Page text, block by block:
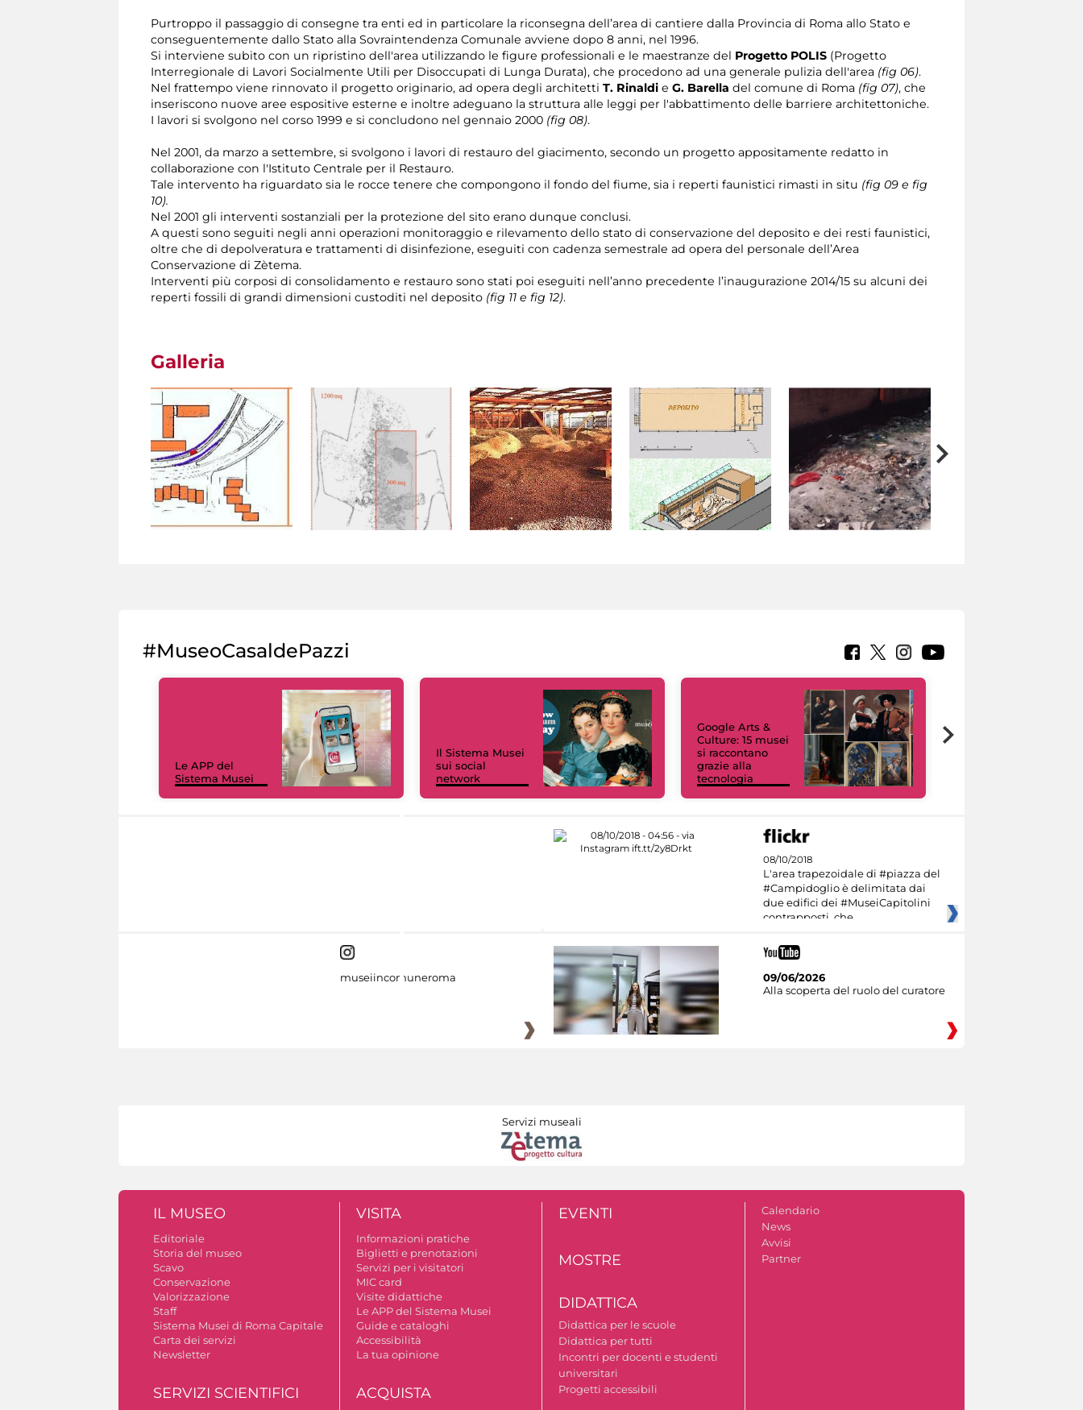
Purtroppo il passaggio di consegne tra enti ed in particolare la riconsegna dell’area di cantiere dalla Provincia di Roma allo Stato e
conseguentemente dallo Stato alla Sovraintendenza Comunale avviene dopo 8 anni, nel 1996.
Si interviene subito con un ripristino dell'area utilizzando le figure professionali e le maestranze del Progetto POLIS (Progetto
Interregionale di Lavori Socialmente Utili per Disoccupati di Lunga Durata), che procedono ad una generale pulizia dell'area (fig 06).
Nel frattempo viene rinnovato il progetto originario, ad opera degli architetti T. Rinaldi e G. Barella del comune di Roma (fig 07), che
inseriscono nuove aree espositive esterne e inoltre adeguano la struttura alle leggi per l'abbattimento delle barriere architettoniche.
I lavori si svolgono nel corso 1999 e si concludono nel gennaio 2000 (fig 08).
Nel 2001, da marzo a settembre, si svolgono i lavori di restauro del giacimento, secondo un progetto appositamente redatto in
collaborazione con l'Istituto Centrale per il Restauro.
Tale intervento ha riguardato sia le rocce tenere che compongono il fondo del fiume, sia i reperti faunistici rimasti in situ (fig 09 e fig
10).
Nel 2001 gli interventi sostanziali per la protezione del sito erano dunque conclusi.
A questi sono seguiti negli anni operazioni monitoraggio e rilevamento dello stato di conservazione del deposito e dei resti faunistici,
oltre che di depolveratura e trattamenti di disinfezione, eseguiti con cadenza semestrale ad opera del personale dell’Area
Conservazione di Zètema.
Interventi più corposi di consolidamento e restauro sono stati poi eseguiti nell’anno precedente l’inaugurazione 2014/15 su alcuni dei
reperti fossili di grandi dimensioni custoditi nel deposito (fig 11 e fig 12).
Galleria
#MuseoCasaldePazzi
Le APP del
Sistema Musei
Il Sistema Musei
sui social
network
Google Arts &
Culture: 15 musei
si raccontano
grazie alla
tecnologia
08/10/2018
L'area trapezoidale di #piazza del
#Campidoglio è delimitata dai
due edifici dei #MuseiCapitolini
contrapposti, che
museiincomuneroma
09/06/2026
Alla scoperta del ruolo del curatore
Servizi museali
IL MUSEO
Editoriale
Storia del museo
Scavo
Conservazione
Valorizzazione
Staff
Sistema Musei di Roma Capitale
Carta dei servizi
Newsletter
SERVIZI SCIENTIFICI
VISITA
Informazioni pratiche
Biglietti e prenotazioni
Servizi per i visitatori
MIC card
Visite didattiche
Le APP del Sistema Musei
Guide e cataloghi
Accessibilità
La tua opinione
ACQUISTA
EVENTI
MOSTRE
DIDATTICA
Didattica per le scuole
Didattica per tutti
Incontri per docenti e studenti
universitari
Progetti accessibili
Calendario
News
Avvisi
Partner